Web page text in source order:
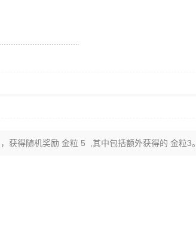
，获得随机奖励 金粒 5 ,其中包括额外获得的 金粒3。